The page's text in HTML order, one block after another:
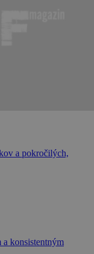
a pokročilých,
a konsistentným